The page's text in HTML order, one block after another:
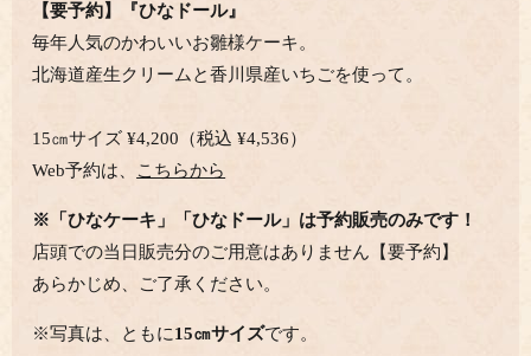
【要予約】『ひなドール』
毎年人気のかわいいお雛様ケーキ。
北海道産生クリームと香川県産いちごを使って。
15㎝サイズ¥4,200（税込 ¥4,536）
Web予約は、
こちらから
※「ひなケーキ」「ひなドール」は予約販売のみです！
店頭での当日販売分のご用意はありません【要予約】
あらかじめ、ご了承ください。
※写真は、ともに15㎝サイズです。